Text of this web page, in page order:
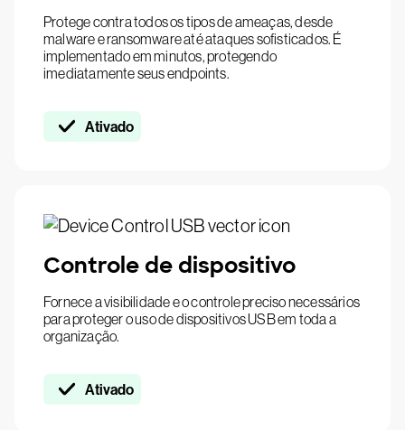
Protege contra todos os tipos de ameaças, desde
malware e ransomware até ataques sofisticados. É
implementado em minutos, protegendo
imediatamente seus endpoints.
Ativado
Controle de dispositivo
Fornece a visibilidade e o controle preciso necessários
para proteger o uso de dispositivos USB em toda a
organização.
Ativado